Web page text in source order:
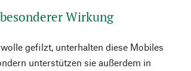
Wirkung
gefilzt, unterhalten diese Mobiles
unterstützen sie außerdem in